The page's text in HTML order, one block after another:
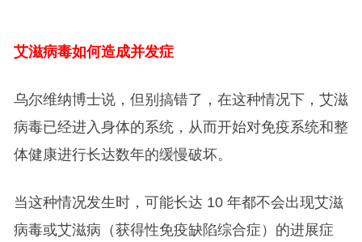
艾滋病毒如何造成并发症
乌尔维纳博士说，但别搞错了，在这种情况下，艾滋
病毒已经进入身体的系统，从而开始对免疫系统和整
体健康进行长达数年的缓慢破坏。
当这种情况发生时，可能长达 10 年都不会出现艾滋
病毒或艾滋病（获得性免疫缺陷综合症）的进展症